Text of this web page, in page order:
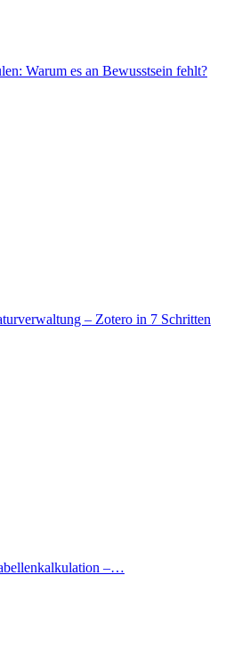
Warum es an Bewusstsein fehlt?
– Zotero in 7 Schritten
–…